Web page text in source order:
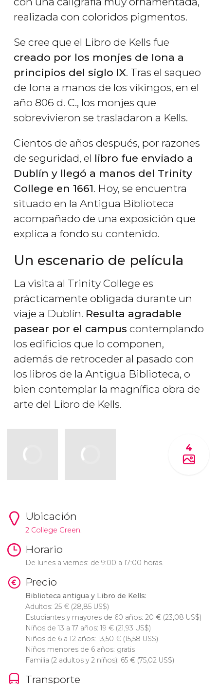
realizada con coloridos pigmentos.
Se cree que el Libro de Kells fue
creado por los monjes de Iona a
principios del siglo IX. Tras el saqueo
de Iona a manos de los vikingos, en el
año 806 d. C., los monjes que
sobrevivieron se trasladaron a Kells.
Cientos de años después, por razones
de seguridad, el libro fue enviado a
Dublín y llegó a manos del Trinity
College en 1661. Hoy, se encuentra
situado en la Antigua Biblioteca
acompañado de una exposición que
explica a fondo su contenido.
Un escenario de película
La visita al Trinity College es
prácticamente obligada durante un
viaje a Dublín. Resulta agradable
pasear por el campus contemplando
los edificios que lo componen,
además de retroceder al pasado con
los libros de la Antigua Biblioteca, o
bien contemplar la magnífica obra de
arte del Libro de Kells.
4
Ubicación
2 College Green.
Horario
De lunes a viernes: de 9:00 a 17:00 horas.
Precio
Biblioteca antigua y Libro de Kells:
Adultos: 25 €(28,85 US$)
Estudiantes y mayores de 60 años: 20 €(23,08 US$)
Niños de 13 a 17 años: 19 €(21,93 US$)
Niños de 6 a 12 años: 13,50 €(15,58 US$)
Niños menores de 6 años: gratis
Familia (2 adultos y 2 niños): 65 €(75,02 US$)
Transporte